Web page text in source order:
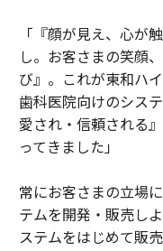
「『顔が見え、心が
し。お客さまの笑顔
び』。これが東和ハ
歯科医院向けのシス
愛され・信頼される
ってきました」
常にお客さまの立場
テムを開発・販売し
ステムをはじめて販